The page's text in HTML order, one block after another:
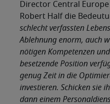
Director Central
Robert Half die
schlecht verfassten
Ablehnung enorm, auch
nötigen Kompetenzen
besetzende Position
genug Zeit in die
investieren. Schicken sie
dann einem